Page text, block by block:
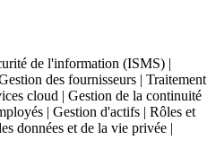
votre infrastructure !
la cybersécurité
de l'information (ISMS) |
des fournisseurs | Traitement
cloud | Gestion de la continuité
| Gestion d'actifs | Rôles et
données et de la vie privée |